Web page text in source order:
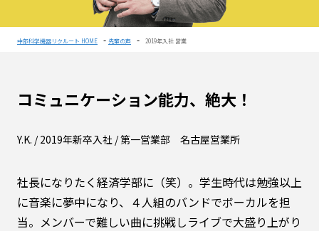
中部科学機器リクルート HOME - 先輩の声 - 2019年入社 営業
コミュニケーション能力、絶大！
Y.K. / 2019年新卒入社 / 第一営業部 名古屋営業所
社長になりたく経済学部に（笑）。学生時代は勉強以上
に音楽に夢中になり、４人組のバンドでボーカルを担
当。メンバーで難しい曲に挑戦しライブで大盛り上がり